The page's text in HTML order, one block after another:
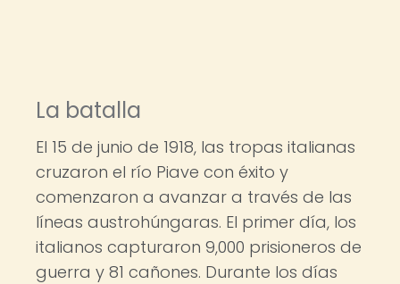
La batalla
El 15 de junio de 1918, las tropas italianas
cruzaron el río Piave con éxito y
comenzaron a avanzar a través de las
líneas austrohúngaras. El primer día, los
italianos capturaron 9,000 prisioneros de
guerra y 81 cañones. Durante los días